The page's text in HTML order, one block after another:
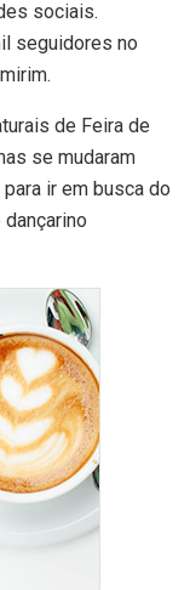
sociais.
seguidores no
de Feira de
se mudaram
ir em busca do